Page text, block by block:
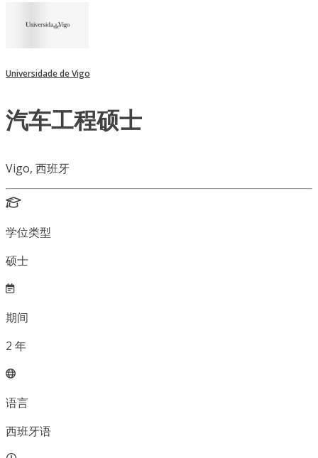
Universidade de Vigo
汽车工程硕士
Vigo, 西班牙
学位类型
硕士
期间
2 年
语言
西班牙语